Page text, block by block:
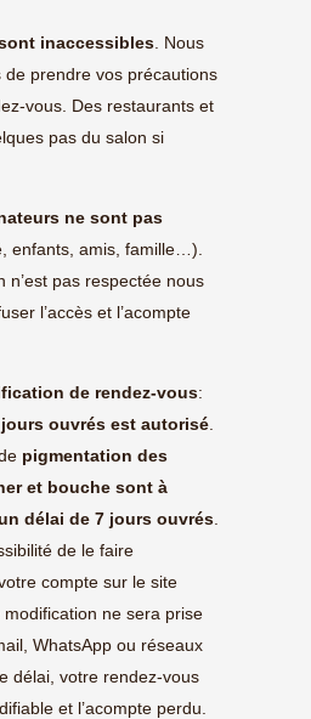
inaccessibles. Nous
de prendre vos précautions
vous. Des restaurants et
pas du salon si
ne sont pas
enfants, amis, famille…).
n’est pas respectée nous
l’accès et l’acompte
de rendez-vous:
jours ouvrés est autorisé.
pigmentation des
et bouche sont à
délai de 7 jours ouvrés.
de le faire
compte sur le site
modification ne sera prise
WhatsApp ou réseaux
délai, votre rendez-vous
et l’acompte perdu.